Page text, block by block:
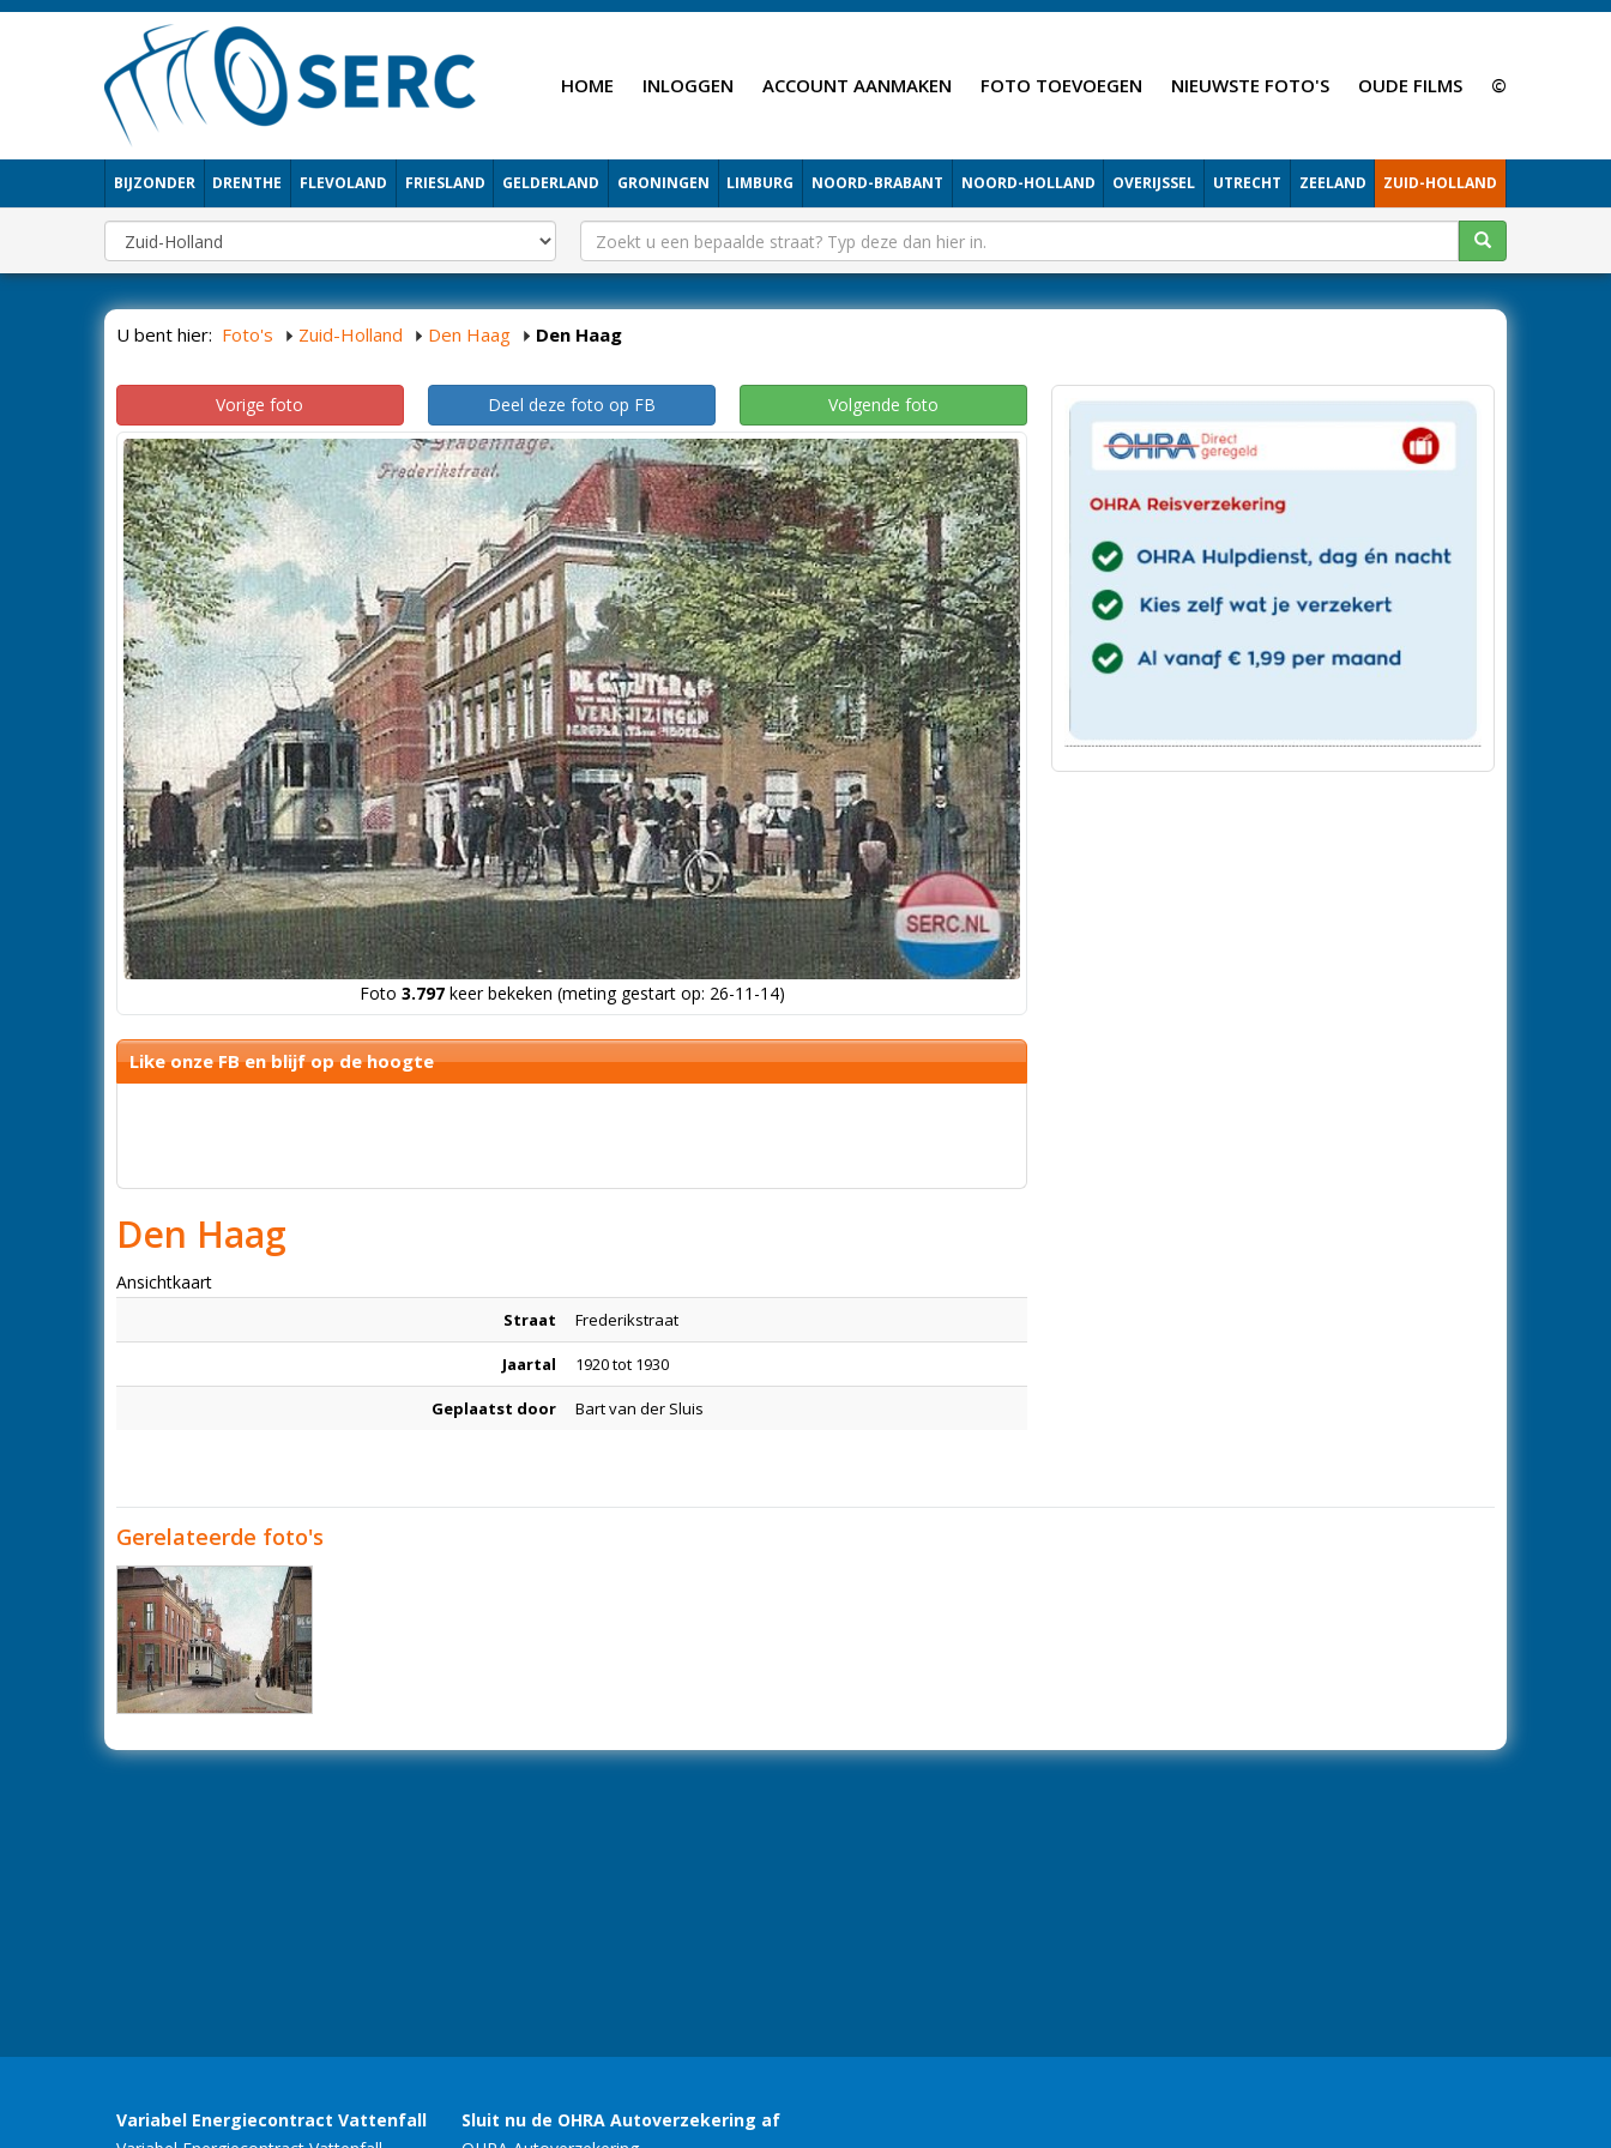
HOME INLOGGEN ACCOUNT AANMAKEN FOTO TOEVOEGEN NIEUWSTE FOTO'S OUDE FILMS ©
BIJZONDER DRENTHE FLEVOLAND FRIESLAND GELDERLAND GRONINGEN LIMBURG NOORD-BRABANT NOORD-HOLLAND OVERIJSSEL UTRECHT ZEELAND ZUID-HOLLAND
U bent hier: Foto's Zuid-Holland Den Haag Den Haag
Vorige foto Deel deze foto op FB Volgende foto
Foto 3.797keer bekeken (meting gestart op: 26-11-14)
Like onze FB en blijf op de hoogte
Den Haag
Ansichtkaart
Straat Frederikstraat
Jaartal 1920 tot 1930
Geplaatst door Bart van der Sluis
Gerelateerde foto's